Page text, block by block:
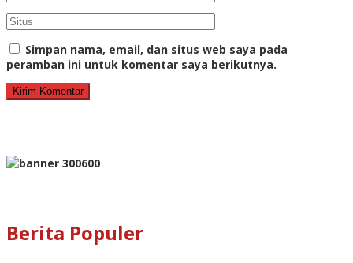
Simpan nama, email, dan situs web saya pada
peramban ini untuk komentar saya berikutnya.
Berita Populer